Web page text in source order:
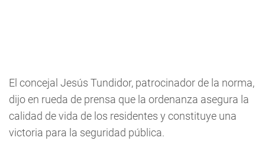
El concejal Jesús Tundidor, patrocinador de la norma,
dijo en rueda de prensa que la ordenanza asegura la
calidad de vida de los residentes y constituye una
victoria para la seguridad pública.